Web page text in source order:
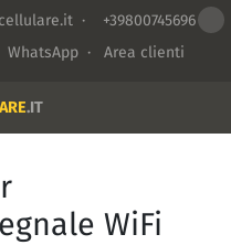
·
+39800745696
WhatsApp · Area clienti
.IT
WiFi